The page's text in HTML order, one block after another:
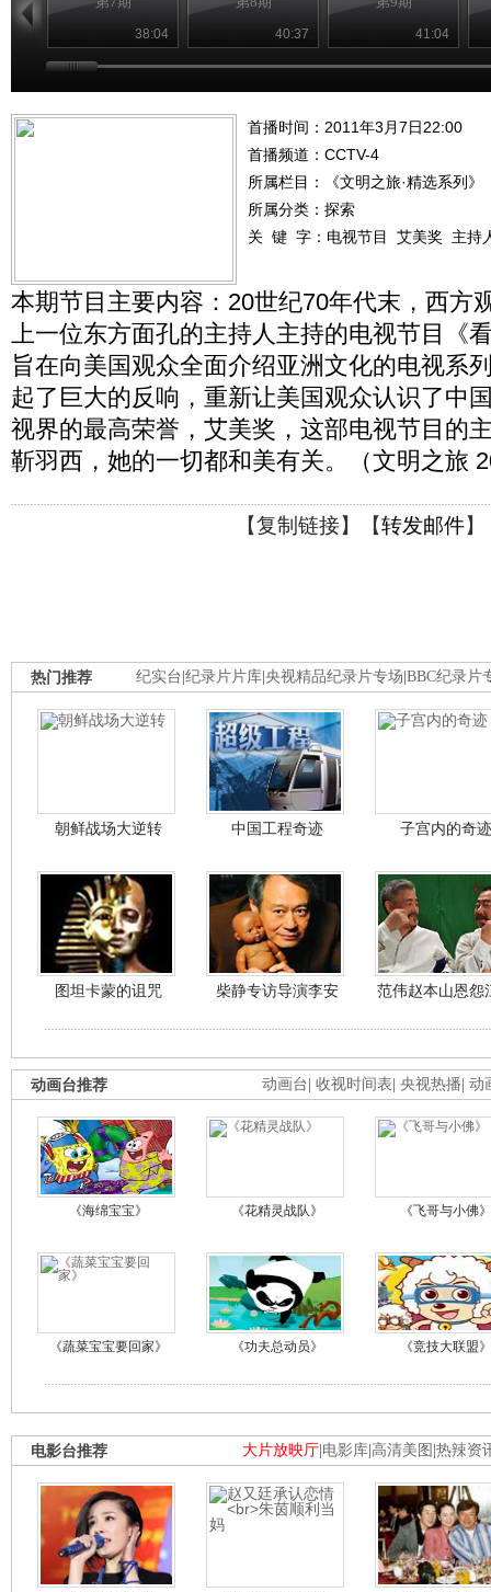
38:04 40:37 41:04
首播时间：2011年3月7日22:00
首播频道： CCTV-4
所属栏目：
《文明之旅·精选系列》
所属分类：探索
关 键 字： 电视节目 艾美奖 主持
本期节目主要内容：20世纪70年代末，西方
上一位东方面孔的主持人主持的电视节目《
旨在向美国观众全面介绍亚洲文化的电视系
起了巨大的反响，重新让美国观众认识了中
视界的最高荣誉，艾美奖，这部电视节目的
靳羽西，她的一切都和美有关。（文明之旅
【复制链接】【转发邮件】
纪实台 纪录片片库 央视精品纪录片专场 BBC纪录片
热门推荐
朝鲜战场大逆转 中国工程奇迹 子宫内的奇迹
图坦卡蒙的诅咒 柴静专访导演李安 范伟赵本山恩怨
动画台 收视时间表 央视热播 动
动画台推荐
《海绵宝宝》 《花精灵战队》 《飞哥与小佛》
《蔬菜宝宝要回家》 《功夫总动员》 《竞技大联盟》
大片放映厅 电影库 高清美图 热辣资
电影台推荐